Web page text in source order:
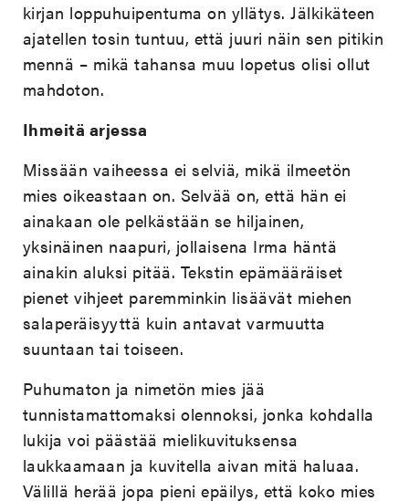
kirjan loppuhuipentuma on yllätys. Jälkikäteen
ajatellen tosin tuntuu, että juuri näin sen pitikin
mennä – mikä tahansa muu lopetus olisi ollut
mahdoton.
Ihmeitä arjessa
Missään vaiheessa ei selviä, mikä ilmeetön
mies oikeastaan on. Selvää on, että hän ei
ainakaan ole pelkästään se hiljainen,
yksinäinen naapuri, jollaisena Irma häntä
ainakin aluksi pitää. Tekstin epämääräiset
pienet vihjeet paremminkin lisäävät miehen
salaperäisyyttä kuin antavat varmuutta
suuntaan tai toiseen.
Puhumaton ja nimetön mies jää
tunnistamattomaksi olennoksi, jonka kohdalla
lukija voi päästää mielikuvituksensa
laukkaamaan ja kuvitella aivan mitä haluaa.
Välillä herää jopa pieni epäilys, että koko mies